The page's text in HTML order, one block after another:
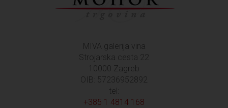
MIVA galerija vina
Strojarska cesta 22
10000 Zagreb
OIB: 57236952892
tel:
+385 1 4814 168